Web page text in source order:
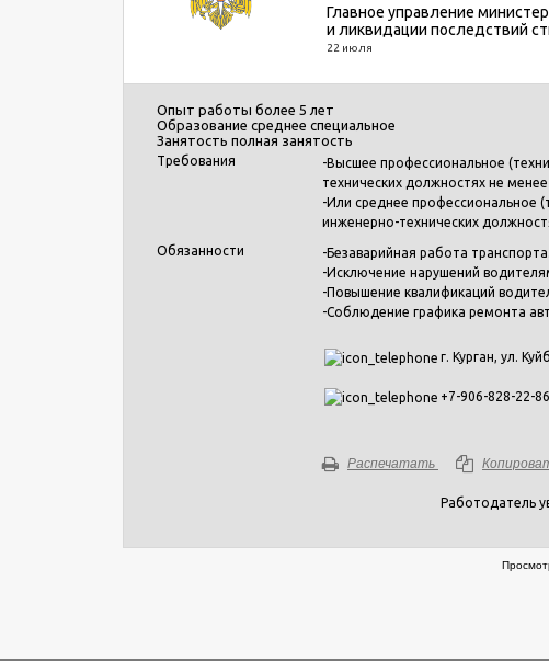
Главное управление
и ликвидации последствий
22 июля
Опыт работы более 5 лет
Образование среднее специальное
Занятость полная занятость
Требования
-Высшее профессиональное
технических должностях не менее
-Или среднее профессиональное
инженерно-технических
Обязанности
-Безаварийная работа транспорта.
-Исключение нарушений
-Повышение квалификаций
-Соблюдение графика ремонта
г. Курган, ул.
+7-906-828-22-86
Распечатать
Работодатель